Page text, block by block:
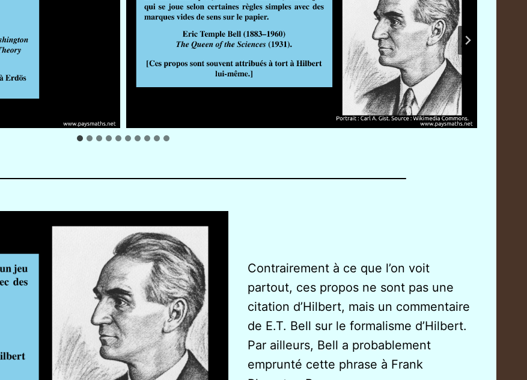
Contrairement à ce que l’on voit
partout, ces propos ne sont pas une
citation d’Hilbert, mais un commentaire
de E.T. Bell sur le formalisme d’Hilbert.
Par ailleurs, Bell a probablement
emprunté cette phrase à Frank